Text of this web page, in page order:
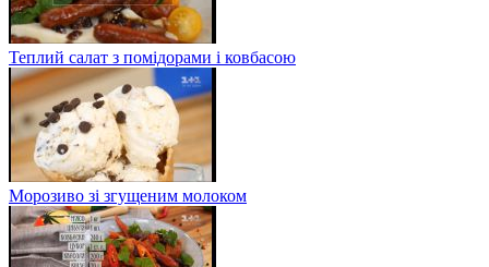
Теплий салат з помідорами і ковбасою
Морозиво зі згущеним молоком